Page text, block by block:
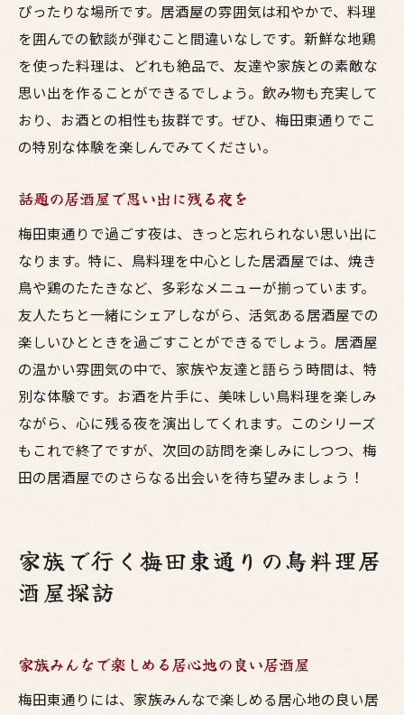
ぴったりな場所です。居酒屋の雰囲気は和やかで、料理
を囲んでの歓談が弾むこと間違いなしです。新鮮な地鶏
を使った料理は、どれも絶品で、友達や家族との素敵な
思い出を作ることができるでしょう。飲み物も充実して
おり、お酒との相性も抜群です。ぜひ、梅田東通りでこ
の特別な体験を楽しんでみてください。
話題の居酒屋で思い出に残る夜を
梅田東通りで過ごす夜は、きっと忘れられない思い出に
なります。特に、鳥料理を中心とした居酒屋では、焼き
鳥や鶏のたたきなど、多彩なメニューが揃っています。
友人たちと一緒にシェアしながら、活気ある居酒屋での
楽しいひとときを過ごすことができるでしょう。居酒屋
の温かい雰囲気の中で、家族や友達と語らう時間は、特
別な体験です。お酒を片手に、美味しい鳥料理を楽しみ
ながら、心に残る夜を演出してくれます。このシリーズ
もこれで終了ですが、次回の訪問を楽しみにしつつ、梅
田の居酒屋でのさらなる出会いを待ち望みましょう！
家族で行く梅田東通りの鳥料理居
酒屋探訪
家族みんなで楽しめる居心地の良い居酒屋
梅田東通りには、家族みんなで楽しめる居心地の良い居